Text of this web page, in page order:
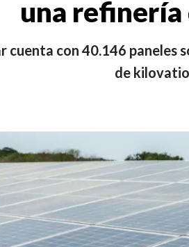
una refinería
cuenta con 40.146 paneles
de